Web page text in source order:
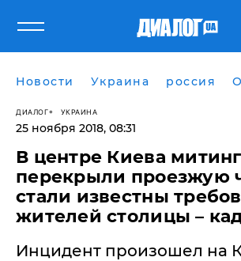
Новости Украина россия
ДИАЛОГ УКРАИНА
25 ноября 2018, 08:31
В центре Киева
перекрыли проезжую
стали известны
жителей столицы –
Инцидент произошел на